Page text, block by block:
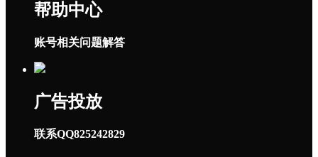
帮助中心
账号相关问题解答
广告投放
联系QQ825242829